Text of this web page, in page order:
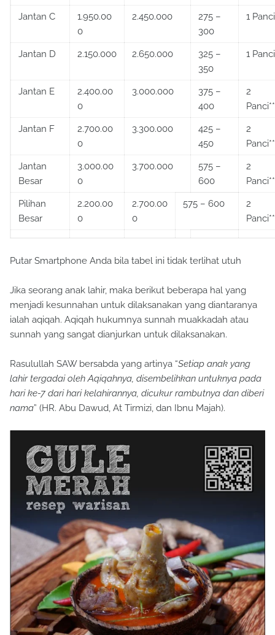
Jantan C
1.950.00
0
2.450.000
275 –
300
1 Panci
Jantan D 2.150.000 2.650.000
325 –
350
1 Panci
Jantan E
2.400.00
0
3.000.000
375 –
400
2
Panci**
Jantan F
2.700.00
0
3.300.000
425 –
450
2
Panci**
Jantan
Besar
3.000.00
0
3.700.000
575 –
600
2
Panci**
Pilihan
Besar
2.200.00
0
2.700.00
0
575 – 600
2
Panci**
Putar Smartphone Anda bila tabel ini tidak terlihat utuh
Jika seorang anak lahir, maka berikut beberapa hal yang
menjadi kesunnahan untuk dilaksanakan yang diantaranya
ialah aqiqah. Aqiqah hukumnya sunnah muakkadah atau
sunnah yang sangat dianjurkan untuk dilaksanakan.
Rasulullah SAW bersabda yang artinya “Setiap anak yang
lahir tergadai oleh Aqiqahnya, disembelihkan untuknya pada
hari ke-7 dari hari kelahirannya, dicukur rambutnya dan diberi
nama” (HR. Abu Dawud, At Tirmizi, dan Ibnu Majah).